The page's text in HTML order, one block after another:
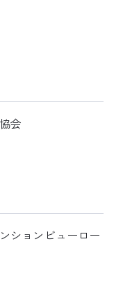
会
ションビューロー